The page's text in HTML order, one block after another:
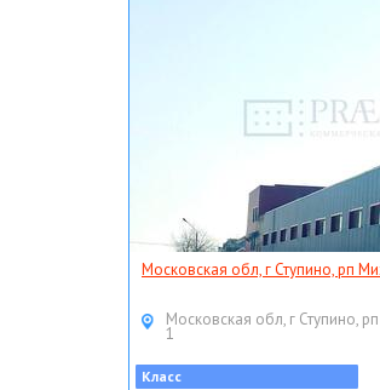
Московская обл, г Ступино, рп
Московская обл, г Ступино,
1
Класс